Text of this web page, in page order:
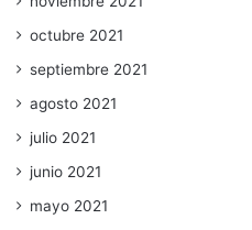
octubre 2021
septiembre 2021
agosto 2021
julio 2021
junio 2021
mayo 2021